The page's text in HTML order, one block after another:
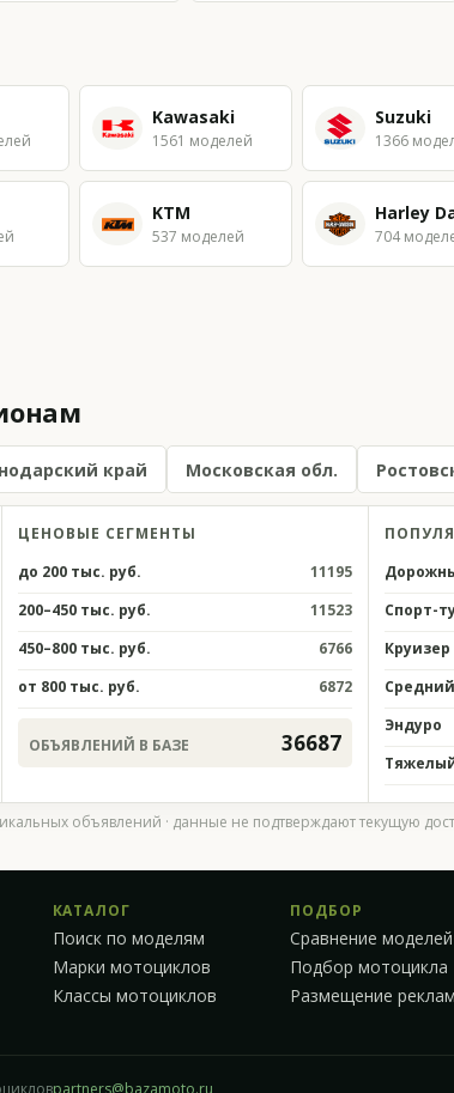
Kawasaki
1561 моделей
Suzuki
1366
KTM
537 моделей 704
край Московская обл.
ЦЕНОВЫЕ СЕГМЕНТЫ
до 200 тыс. руб.
11195
200–450 тыс. руб.
11523
450–800 тыс. руб.
6766
от 800 тыс. руб.
6872
ОБЪЯВЛЕНИЙ В БАЗЕ 36687
Спорт-
Круизер
Эндуро
объявлений · данные не подтверждают текущую
КАТАЛОГ
Поиск по моделям
Марки мотоциклов
Классы мотоциклов
ПОДБОР
Сравнение моделей
Подбор мотоцикла
Размещение
partners@bazamoto.ru